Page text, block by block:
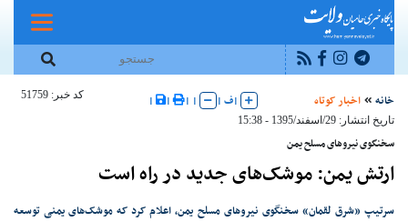
خانه اخبار کوتاه |ف |
|
|
|
|
کد خبر: 51759
تاریخ انتشار: 29/اسفند/1395 - 15:38
سخنگوی نیروهای مسلح یمن
ارتش یمن: موشک‌های جدید در راه است
سرتیپ «شرق لقمان» سخنگوی نیروهای مسلح یمن، اعلام کرد که موشک‌های یمنی توسعه